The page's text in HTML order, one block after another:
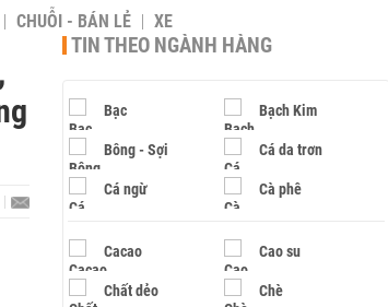
CHUỖI - BÁN LẺ XE
TIN THEO NGÀNH HÀNG
Bạc Bạch Kim
Bông - Sợi Cá da trơn
Cá ngừ Cà phê
Cacao Cao su
Chất dẻo Chè